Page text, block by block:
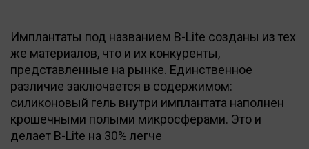
Имплантаты под названием B-Lite созданы из тех
же материалов, что и их конкуренты,
представленные на рынке. Единственное
различие заключается в содержимом:
силиконовый гель внутри имплантата наполнен
крошечными полыми микросферами. Это и
делает B-Lite на 30% легче